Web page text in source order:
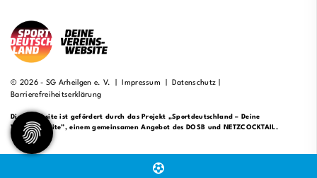
© 2026 - SG Arheilgen e. V. | Impressum Datenschutz
Barrierefreiheitserklärung
Diese Website ist gefördert durch das Projekt „Sportdeutschland – Deine
Vereinswebsite”, einem gemeinsamen Angebot des DOSB und NETZCOCKTAIL.